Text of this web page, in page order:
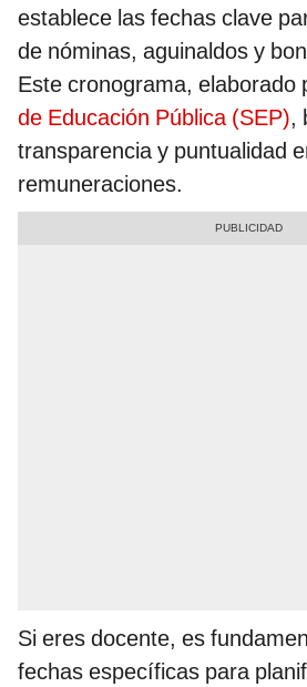
establece las fechas clave
de nóminas, aguinaldos y
Este cronograma, elaborado
de Educación Pública (SEP),
transparencia y puntualidad
remuneraciones.
Si eres docente, es
fechas específicas para